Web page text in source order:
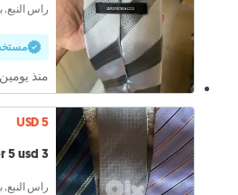
راس النبع,
منذ يومين
USD 5
3 special ties all for 5 usd
راس النبع,